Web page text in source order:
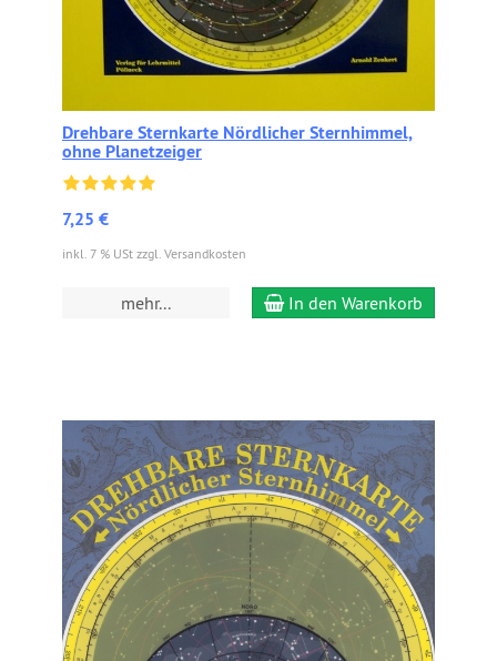
Drehbare Sternkarte Nördlicher Sternhimmel,
ohne Planetzeiger
7,25 €
inkl. 7 % USt zzgl. Versandkosten
mehr... In den Warenkorb